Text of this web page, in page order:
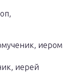
иером
иерей